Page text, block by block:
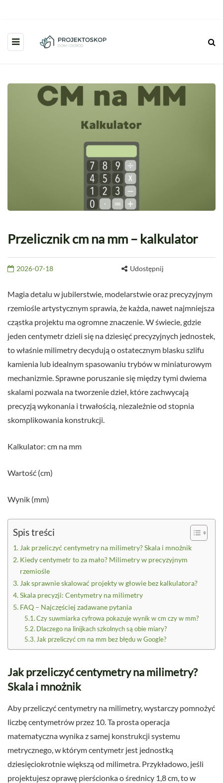
Przelicznik cm na mm – kalkulator
2026-07-18 Udostępnij
Magia detalu w jubilerstwie, modelarstwie oraz precyzyjnym
rzemiośle artystycznym sprawia, że każda, nawet najmniejsza
cząstka projektu ma ogromne znaczenie. W świecie, gdzie
jeden centymetr dzieli się na dziesięć precyzyjnych jednostek,
to właśnie milimetry decydują o ostatecznym blasku szlifu
kamienia lub idealnym spasowaniu trybów w miniaturowym
mechanizmie. Sprawne poruszanie się między tymi dwiema
skalami pozwala na tworzenie dzieł, które zachwycają
precyzją wykonania i trwałością, niezależnie od stopnia
skomplikowania konstrukcji.
Kalkulator: cm na mm
Wartość (cm)
Wynik (mm)
Spis treści
Jak przeliczyć centymetry na milimetry? Skala i mnożnik
Kiedy centymetr to za mało? Milimetry w precyzyjnym
rzemiośle
Jak sprawnie skalować projekty w głowie bez kalkulatora?
Skala precyzji: Centymetry na milimetry
FAQ – Najczęściej zadawane pytania
Czy suwmiarka cyfrowa pokazuje wynik w cm czy w mm?
Dlaczego na linijkach szkolnych są obie miary?
Jak przeliczyć cm na mm bez błędu w Google?
Jak przeliczyć centymetry na milimetry?
Skala i mnożnik
Aby przeliczyć centymetry na milimetry, wystarczy pomnożyć
liczbę centymetrów przez 10. Ta prosta operacja
matematyczna wynika z samej konstrukcji systemu
metrycznego, w którym centymetr jest jednostką
dziesięciokrotnie większą od milimetra. Przykładowo, jeśli
projektujesz oprawę pierścionka o średnicy 1,8 cm, to w